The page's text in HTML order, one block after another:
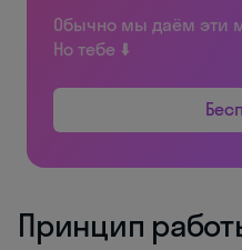
Обычно мы даём эти
Но тебе ⬇️
Принцип